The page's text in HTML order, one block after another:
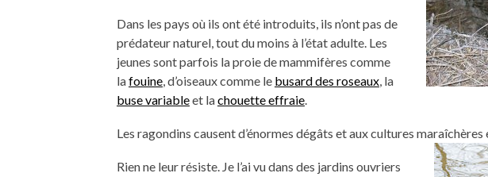
Dans les pays où ils ont été introduits, ils n’ont pas de
prédateur naturel, tout du moins à l’état adulte. Les
jeunes sont parfois la proie de mammifères comme
lafouine, d’oiseaux comme le busard des roseaux, la
buse variableet lachouette effraie.
Les ragondins causent d’énormes dégâts et aux cultures maraîchères
Rien ne leur résiste. Je l’ai vu dans des jardins ouvriers